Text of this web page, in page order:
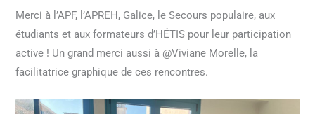
Merci à l’APF, l’APREH, Galice, le Secours populaire, aux
étudiants et aux formateurs d’HÉTIS pour leur participation
active ! Un grand merci aussi à @Viviane Morelle, la
facilitatrice graphique de ces rencontres.